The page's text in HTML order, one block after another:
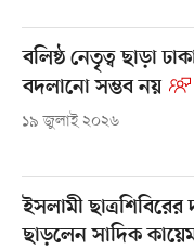
বলিষ্ঠ নেতৃত্ব ছাড়া
বদলানো সম্ভব নয়
১৯ জুলাই ২০২৬
ইসলামী ছাত্রশিবিরের
ছাড়লেন সাদিক